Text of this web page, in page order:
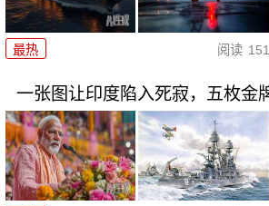
最热 阅读
一张图让印度陷入死寂，五枚金